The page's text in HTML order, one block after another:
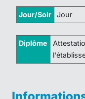
Jour/Soir Jour
Diplôme